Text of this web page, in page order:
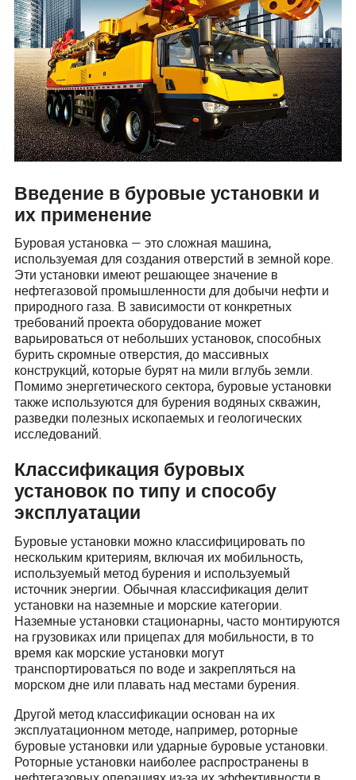
Введение в буровые установки и
их применение
Буровая установка — это сложная машина,
используемая для создания отверстий в земной коре.
Эти установки имеют решающее значение в
нефтегазовой промышленности для добычи нефти и
природного газа. В зависимости от конкретных
требований проекта оборудование может
варьироваться от небольших установок, способных
бурить скромные отверстия, до массивных
конструкций, которые бурят на мили вглубь земли.
Помимо энергетического сектора, буровые установки
также используются для бурения водяных скважин,
разведки полезных ископаемых и геологических
исследований.
Классификация буровых
установок по типу и способу
эксплуатации
Буровые установки можно классифицировать по
нескольким критериям, включая их мобильность,
используемый метод бурения и используемый
источник энергии. Обычная классификация делит
установки на наземные и морские категории.
Наземные установки стационарны, часто монтируются
на грузовиках или прицепах для мобильности, в то
время как морские установки могут
транспортироваться по воде и закрепляться на
морском дне или плавать над местами бурения.
Другой метод классификации основан на их
эксплуатационном методе, например, роторные
буровые установки или ударные буровые установки.
Роторные установки наиболее распространены в